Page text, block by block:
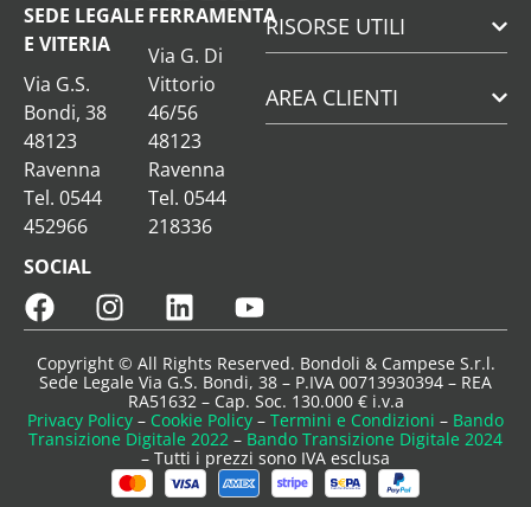
SEDE LEGALE
E VITERIA
Via G.S.
Bondi, 38
48123
Ravenna
Tel. 0544
452966
FERRAMENTA
Via G. Di
Vittorio
46/56
48123
Ravenna
Tel. 0544
218336
SOCIAL
RISORSE UTILI
AREA CLIENTI
Copyright © All Rights Reserved. Bondoli & Campese S.r.l.
Sede Legale Via G.S. Bondi, 38 – P.IVA 00713930394 – REA
RA51632 – Cap. Soc. 130.000 € i.v.a
Privacy Policy – Cookie Policy – Termini e Condizioni – Bando
Transizione Digitale 2022 – Bando Transizione Digitale 2024
– Tutti i prezzi sono IVA esclusa